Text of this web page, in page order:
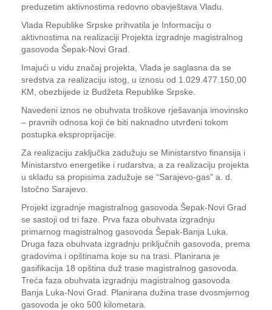
preduzetim aktivnostima redovno obavještava Vladu.
Vlada Republike Srpske prihvatila je Informaciju o
aktivnostima na realizaciji Projekta izgradnje magistralnog
gasovoda Šepak-Novi Grad.
Imajući u vidu značaj projekta, Vlada je saglasna da se
sredstva za realizaciju istog, u iznosu od 1.029.477.150,00
KM, obezbijede iz Budžeta Republike Srpske.
Navedeni iznos ne obuhvata troškove rješavanja imovinsko
– pravnih odnosa koji će biti naknadno utvrđeni tokom
postupka eksproprijacije.
Za realizaciju zaključka zadužuju se Ministarstvo finansija i
Ministarstvo energetike i rudarstva, a za realizaciju projekta
u skladu sa propisima zadužuje se “Sarajevo-gas" a. d.
Istočno Sarajevo.
Projekt izgradnje magistralnog gasovoda Šepak-Novi Grad
se sastoji od tri faze. Prva faza obuhvata izgradnju
primarnog magistralnog gasovoda Šepak-Banja Luka.
Druga faza obuhvata izgradnju priključnih gasovoda, prema
gradovima i opštinama koje su na trasi. Planirana je
gasifikacija 18 opština duž trase magistralnog gasovoda.
Treća faza obuhvata izgradnju magistralnog gasovoda
Banja Luka-Novi Grad. Planirana dužina trase dvosmjernog
gasovoda je oko 500 kilometara.